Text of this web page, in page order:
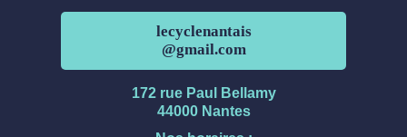
lecyclenantais
@gmail.com
172 rue Paul Bellamy
44000 Nantes